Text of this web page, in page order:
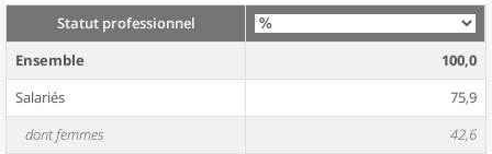
Statut professionnel
Ensemble
100,0
Salariés
75,9
dont femmes
42,6